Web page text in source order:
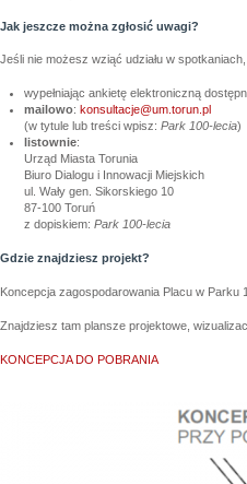
Jak jeszcze można zgłosić uwagi?
Jeśli nie możesz wziąć udziału w
wypełniając ankietę elektroniczną
mailowo: konsultacje@um.torun.pl
(w tytule lub treści wpisz: Park 100-lecia)
listownie:
Urząd Miasta Torunia
Biuro Dialogu i Innowacji Miejskich
ul. Wały gen. Sikorskiego 10
87‑100 Toruń
z dopiskiem: Park 100-lecia
Gdzie znajdziesz projekt?
Koncepcja zagospodarowania Placu w Parku
Znajdziesz tam plansze projektowe,
KONCEPCJA DO POBRANIA